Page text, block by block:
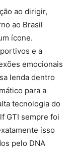
ao dirigir,
ao Brasil
ícone.
e a
emocionais
lenda dentro
para a
tecnologia do
GTI sempre foi
isso
pelo DNA